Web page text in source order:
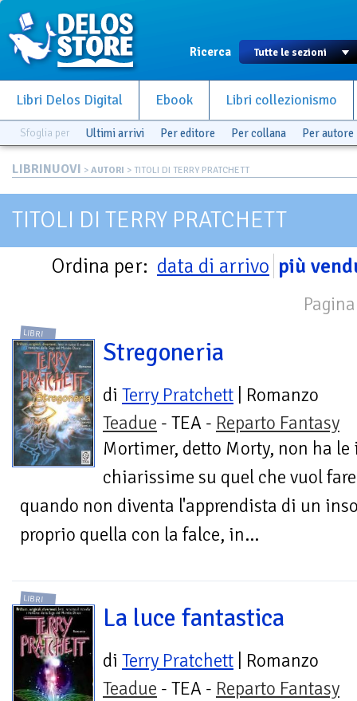
Ricerca
Libri Delos Digital Ebook Libri collezionismo
Sfoglia per Ultimi arrivi Per editore Per collana Per autore
LIBRINUOVI > AUTORI > TITOLI DI TERRY PRATCHETT
TITOLI DI TERRY PRATCHETT
Ordina per: data di arrivo più
LIBRI
Stregoneria
di Terry Pratchett | Romanzo
Teadue - TEA - Reparto Fantasy
Mortimer, detto Morty, non ha le
chiarissime su quel che vuol
quando non diventa l'apprendista di un
proprio quella con la falce, in...
LIBRI
La luce fantastica
di Terry Pratchett | Romanzo
Teadue - TEA - Reparto Fantasy